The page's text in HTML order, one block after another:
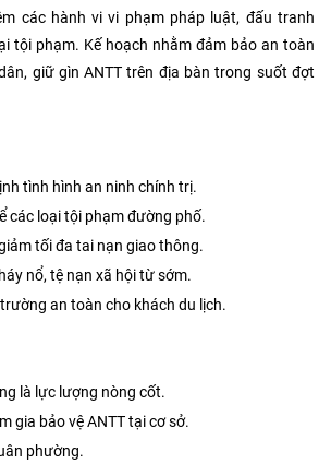
các hành vi vi phạm pháp luật, đấu tranh
tội phạm. Kế hoạch nhằm đảm bảo an toàn
giữ gìn ANTT trên địa bàn trong suốt đợt
tình hình an ninh chính trị.
các loại tội phạm đường phố.
tối đa tai nạn giao thông.
nổ, tệ nạn xã hội từ sớm.
an toàn cho khách du lịch.
là lực lượng nòng cốt.
gia bảo vệ ANTT tại cơ sở.
phường.